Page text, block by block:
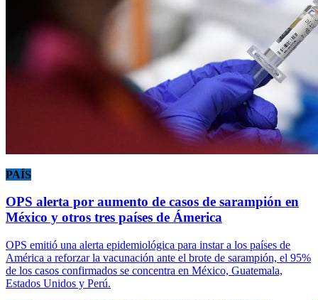
PAÍS
OPS alerta por aumento de casos de sarampión en
México y otros tres países de Ámerica
OPS emitió una alerta epidemiológica para instar a los países de
América a reforzar la vacunación ante el brote de sarampión, el 95%
de los casos confirmados se concentra en México, Guatemala,
Estados Unidos y Perú.